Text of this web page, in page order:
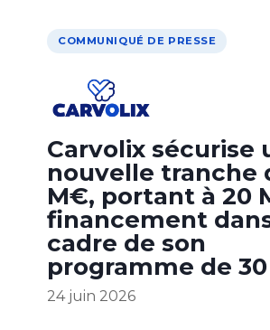
COMMUNIQUÉ DE PRESSE
Carvolix sécurise
nouvelle tranche
M€, portant à 20
financement
cadre de son
programme de
24 juin 2026